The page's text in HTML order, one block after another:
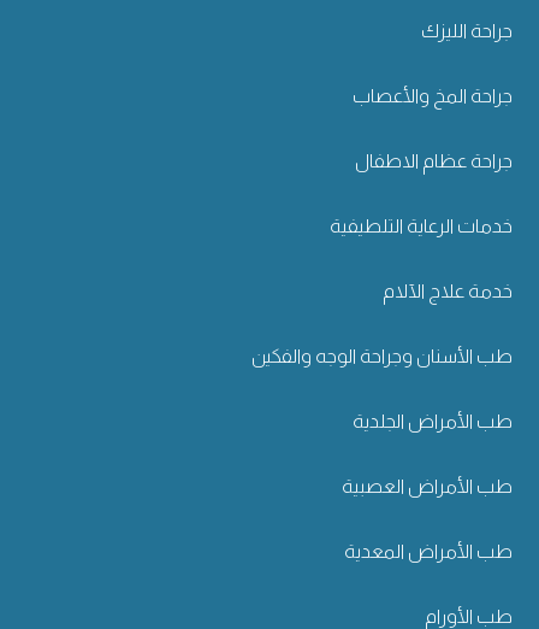
جراحة الليزك
جراحة المخ والأعصاب
جراحة عظام الاطفال
خدمات الرعاية التلطيفية
خدمة علاج الآلام
طب الأسنان وجراحة الوجه والفكين
طب الأمراض الجلدية
طب الأمراض العصبية
طب الأمراض المعدية
طب الأورام